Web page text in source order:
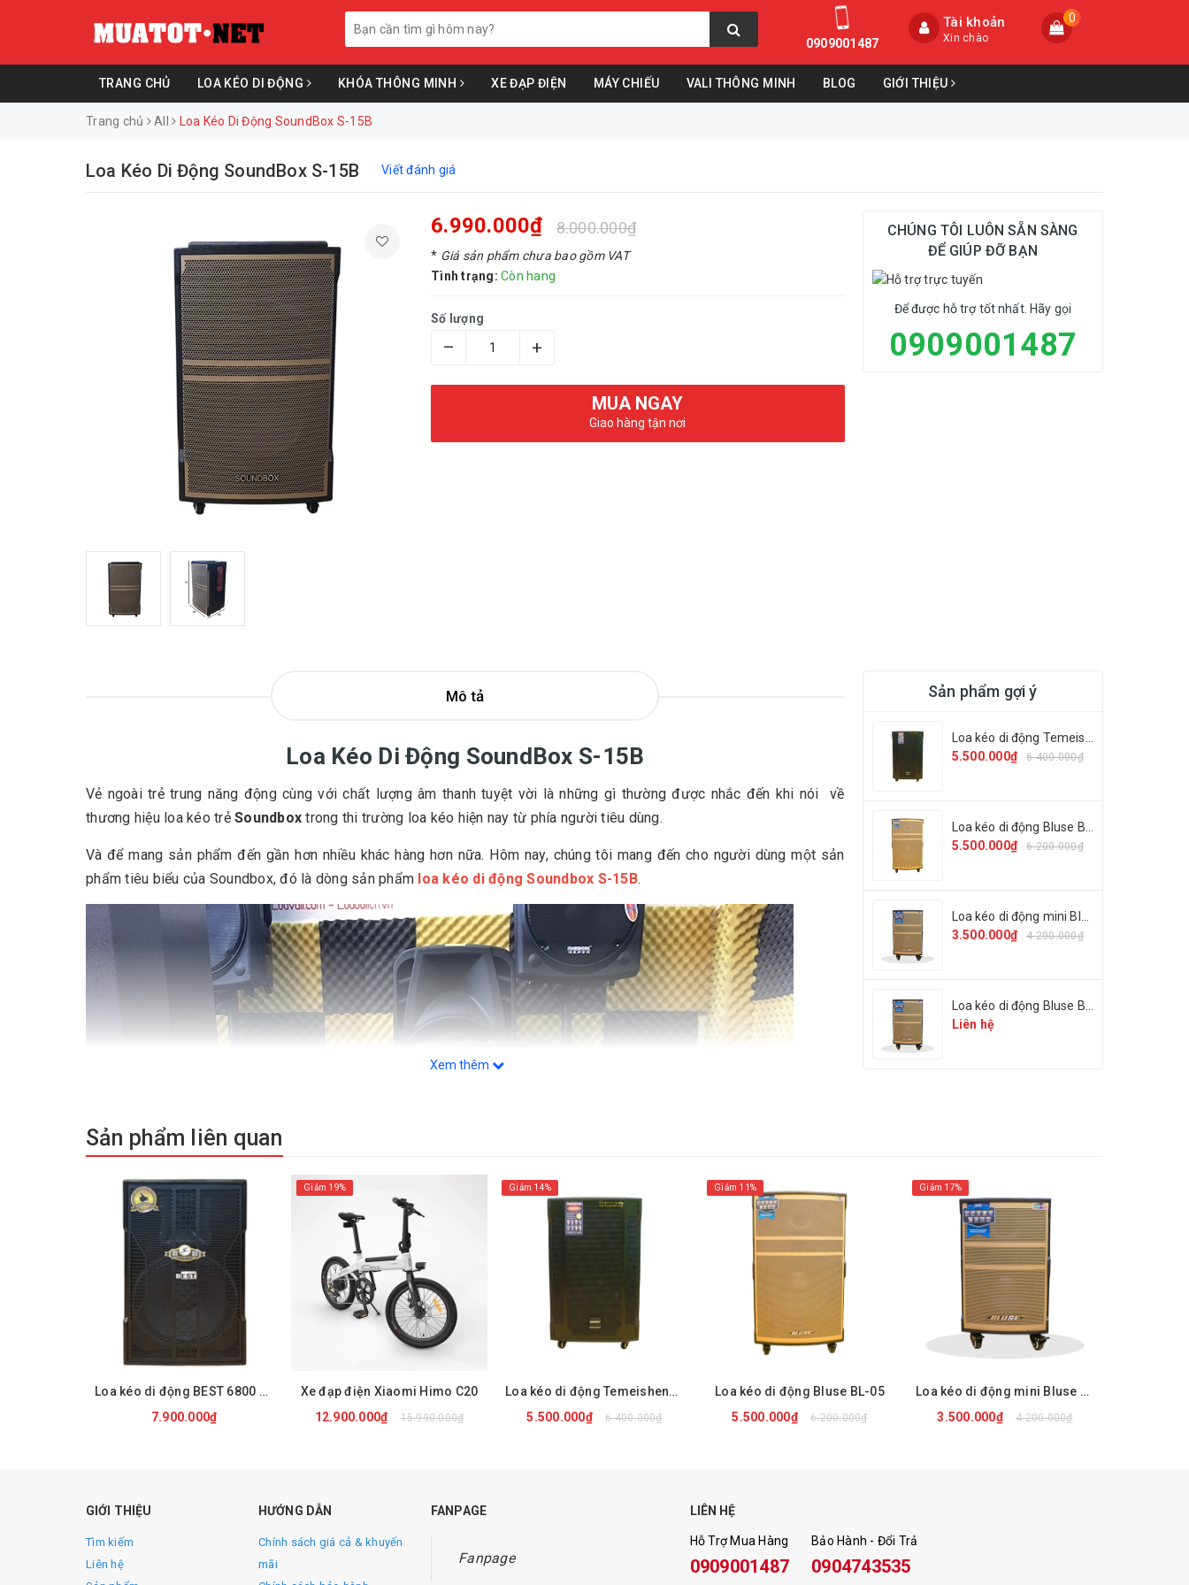
0909001487
Tài khoản
Xin chào
0
TRANG CHỦ LOA KÉO DI ĐỘNG KHÓA THÔNG MINH XE ĐẠP ĐIỆN MÁY CHIẾU VALI THÔNG MINH BLOG GIỚI THIỆU
Trang chủ All Loa Kéo Di Động SoundBox S-15B
Loa Kéo Di Động SoundBox S-15B Viết đánh giá
6.990.000₫ 8.000.000₫
* Giá sản phẩm chưa bao gồm VAT
Tình trạng: Còn hang
Số lượng
– +
MUA NGAY
Giao hàng tận nơi
CHÚNG TÔI LUÔN SẴN SÀNG
ĐỂ GIÚP ĐỠ BẠN
Để được hỗ trợ tốt nhất. Hãy gọi
0909001487
Mô tả
Loa Kéo Di Động SoundBox S-15B
Vẻ ngoài trẻ trung năng động cùng với chất lượng âm thanh tuyệt vời là những gì thường được nhắc đến khi nói về
thương hiệu loa kéo trẻ Soundbox trong thi trường loa kéo hiện nay từ phía người tiêu dùng.
Và để mang sản phẩm đến gần hơn nhiều khác hàng hơn nữa. Hôm nay, chúng tôi mang đến cho người dùng một sản
phẩm tiêu biểu của Soundbox, đó là dòng sản phẩm loa kéo di động Soundbox S-15B.
Xem thêm
Sản phẩm gợi ý
5.500.000₫
6.400.000₫
5.500.000₫
6.200.000₫
3.500.000₫
4.200.000₫
Liên hệ
Sản phẩm liên quan
Loa kéo di động BEST 6800 PRO
7.900.000₫
Giảm 19%
Xe đạp điện Xiaomi Himo C20
12.900.000₫
15.990.000₫
Giảm 14%
Loa kéo di động Temeisheng GD 12-13
5.500.000₫
6.400.000₫
Giảm 11%
Loa kéo di động Bluse BL-05
5.500.000₫
6.200.000₫
Giảm 17%
Loa kéo di động mini Bluse BL-01
3.500.000₫
4.200.000₫
GIỚI THIỆU
Tìm kiếm
Liên hệ
HƯỚNG DẪN
Chính sách giá cả & khuyến
mãi
FANPAGE
Fanpage
LIÊN HỆ
Hỗ Trợ Mua Hàng
0909001487
Bảo Hành - Đổi Trả
0904743535